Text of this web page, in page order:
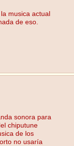
musica actual
de eso.
sonora para
chiputune
de los
no usaría